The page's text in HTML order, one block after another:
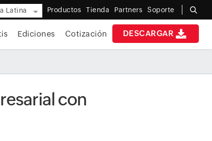
Latina Productos Tienda Partners Soporte
DESCARGAR
Ediciones Cotización
con